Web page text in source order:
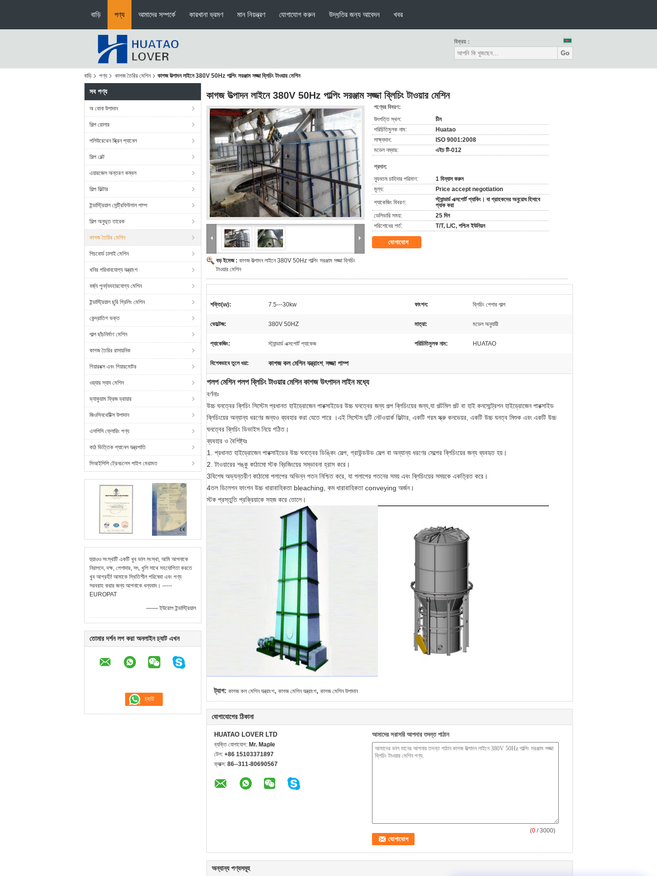
বাড়ি পণ্য আমাদের সম্পর্কে কারখানা ভ্রমণ মান নিয়ন্ত্রণ যোগাযোগ করুন উদ্ধৃতির জন্য আবেদন খবর
বিক্রয়：
Go
বাড়ি পণ্য কাগজ তৈরির মেশিন কাগজ উত্পাদন লাইনে 380V 50Hz পাল্পিং সরঞ্জাম সজ্জা ব্লিচিং টাওয়ার মেশিন
সব পণ্য
অ বোনা উপাদান
শিল্প রোলার
পলিউরেথেন স্ক্রিন প্যানেল
শিল্প বেল্ট
এয়ারজেল অন্তরণ কম্বল
শিল্প ফিল্টার
ইন্ডাস্ট্রিয়াল সেন্ট্রিফিউগাল পাম্প
শিল্প অনুভূত তারেক
কাগজ তৈরির মেশিন
পিচবোর্ড ঢালাই মেশিন
খনির পরিধানযোগ্য যন্ত্রাংশ
বর্জ্য পুনর্ব্যবহারযোগ্য মেশিন
ইন্ডাস্ট্রিয়াল ছুরি গ্রিলিং মেশিন
কেন্দ্রাতিগ ভক্ত
পাল্প ছাঁচনির্মাণ মেশিন
কাগজ তৈরির রাসায়নিক
গিয়ারবক্স এবং গিয়ারমোটর
ওয়্যার স্যাব মেশিন
ভ্যাকুয়াম ফ্রিজ ড্রায়ার
জিওসিনথেটিক্স উপাদান
এসপিসি ফ্লোরিং পণ্য
কাঠ ভিত্তিক প্যানেল যন্ত্রপাতি
সিআইপিপি ট্রেনচলেস পাইপ মেরামত
হুয়াওও সংস্থাটি একটি খুব ভাল সংস্থা, আমি আপনাকে
নিরাপদে, দক্ষ, পেশাদার, সৎ, খুশি সাথে সহযোগিতা করতে
খুব আগ্রহী! আমাকে স্থিতিশীল পরিষেবা এবং পণ্য
সরবরাহ করার জন্য আপনাকে ধন্যবাদ। -----
EUROPAT
—— ইউরোপ ইন্ডাস্ট্রিয়াল
তোমার দর্শন লগ করা অনলাইন চ্যাট এখন
কাগজ উত্পাদন লাইনে 380V 50Hz পাল্পিং সরঞ্জাম সজ্জা ব্লিচিং টাওয়ার মেশিন
বড় ইমেজ : কাগজ উত্পাদন লাইনে 380V 50Hz পাল্পিং সরঞ্জাম সজ্জা ব্লিচিং
টাওয়ার মেশিন
পণ্যের বিবরণ:
উৎপত্তি স্থল:
চীন
পরিচিতিমুলক নাম:
Huatao
সাক্ষ্যদান:
ISO 9001:2008
মডেল নম্বার:
এইচ টি-012
প্রদান:
ন্যূনতম চাহিদার পরিমাণ:
1 বিন্যাস করুন
মূল্য:
Price accept negotiation
প্যাকেজিং বিবরণ:
স্ট্যান্ডার্ড এক্সপোর্ট প্যাকিং। বা গ্রাহকদের অনুরোধ হিসাবে
প্যাক করা
ডেলিভারি সময়:
25 দিন
পরিশোধের শর্ত:
T/T, L/C, পশ্চিম ইউনিয়ন
যোগাযোগ
শক্তি(w): 7.5---30kw ফাংশন: ব্লিচিং পেপার পাল্প
ভোল্টেজ: 380V 50HZ মাত্রা: মডেল অনুযায়ী
প্যাকেজিং: স্ট্যান্ডার্ড এক্সপোর্ট প্যাকেজ পরিচিতিমুলক নাম: HUATAO
বিশেষভাবে তুলে ধরা: কাগজ কল মেশিন যন্ত্রাংশ, সজ্জা পাম্প
পলপ মেশিন পলপ ব্লিচিং টাওয়ার মেশিন কাগজ উৎপাদন লাইন মধ্যে
বর্ণনাঃ
উচ্চ ঘনত্বের ব্লিচিং সিস্টেম প্রধানত হাইড্রোজেন পারক্সাইডের উচ্চ ঘনত্বের জন্য পল্প ব্লিচিংয়ের জন্য,যা পল্টমিল পল্ট বা হাই কনসেন্ট্রেশন হাইড্রোজেন পারক্সাইড
ব্লিচিংয়ের অন্যান্য ধরণের জন্যও ব্যবহার করা যেতে পারে ।এই সিস্টেম দুটি নেটওয়ার্ক ফিল্টার, একটি গরম স্ক্রু কনভেয়র, একটি উচ্চ ঘনত্ব মিশুক এবং একটি উচ্চ
ঘনত্বের ব্লিচিং ডিভাইস নিয়ে গঠিত।
ব্যবহার ও বৈশিষ্ট্যঃ
1. প্রধানত হাইড্রোজেন পারক্সাইডের উচ্চ ঘনত্বের ডিঙ্কিং সেল্প, গ্রাউন্ডউড সেল্প বা অন্যান্য ধরণের সেল্পের ব্লিচিংয়ের জন্য ব্যবহৃত হয়।
2. টাওয়ারের শঙ্কু কাঠামো স্টক ব্রিজিংয়ের সম্ভাবনা হ্রাস করে।
3বিশেষ অভ্যন্তরীণ কাঠামো পলাপের অভিন্ন পতন নিশ্চিত করে, যা পলাপের পতনের সময় এবং ব্লিচিংয়ের সময়কে একত্রিত করে।
4তল ডিলেশন ফাংশন উচ্চ ধারাবাহিকতা bleaching, কম ধারাবাহিকতা conveying অর্জন।
স্টক প্রস্তুতি প্রক্রিয়াকে সহজ করে তোলে।
ট্যাগ: কাগজ কল মেশিন যন্ত্রাংশ, কাগজ মেশিন যন্ত্রাংশ, কাগজ মেশিন উপাদান
যোগাযোগের ঠিকানা
HUATAO LOVER LTD
ব্যক্তি যোগাযোগ: Mr. Maple
টেল: +86 15103371897
ফ্যাক্স: 86--311-80690567
আমাদের সরাসরি আপনার তদন্ত পাঠান
(0 / 3000)
অন্যান্য পণ্যসমূহ